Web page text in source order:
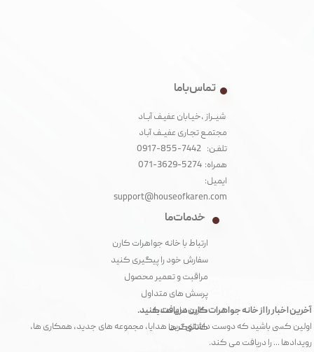
آخرین اخبار را از خانه جواهرات کارن دریافت کنید.
اولین کسی باشید که دوست داشتنی ترین هدایا، مجموعه های جدید، همکاری ها،
رویدادها ... را دریافت می کند.
تماس با ما
شیــراز ،خیـابان عفیـف آبــاد
مجتمـع تجـاری عفیــف آبـاد‌
تلفـن: 7442-855-0917
همراه: 5274-3629-071
ایمیل:
support@houseofkaren.com
خدمات ما
ارتباط با خانه جواهرات کارن
سفارش خود را پیگیری کنید
مراقبت و تعمیر محصول
پرسش های متداول
کارت های هدیه
کاتالوگ ها